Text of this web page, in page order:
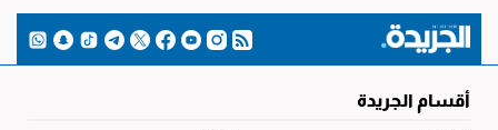
أقسام الجريدة